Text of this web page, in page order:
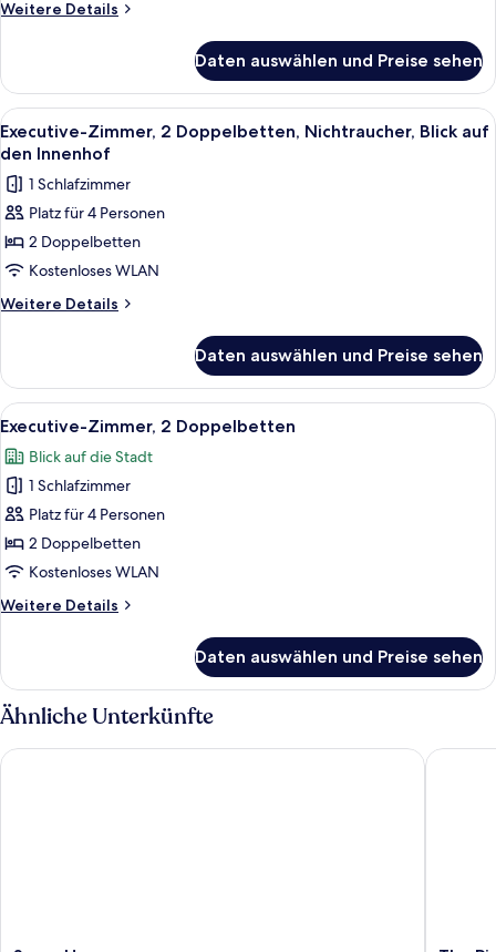
Weitere Details
Weitere
Zimmer,
2 Queen-
Betten,
Nichtraucher,
Daten auswählen und Preise sehen
Alle
Fotos
für
Executive-
Zimmer,
2 Doppelbetten,
Nichtraucher,
Blick
Innenhof
anzeigen
Ein Hotelzimmer mit zwei Betten,
8
Executive-Zimmer, 2 Doppelbetten, Nichtraucher, Blick auf
den Innenhof
1 Schlafzimmer
Platz für 4 Personen
2 Doppelbetten
Kostenloses WLAN
Weitere Details
Weitere
Zimmer,
2 Doppelbetten,
Nichtraucher,
auf
den
Innenhof
Daten auswählen und Preise sehen
Alle
Fotos
für
Executive-
Zimmer,
2 Doppelbetten
anzeigen
Ein Hotelzimmer mit zwei Betten,
5
Executive-Zimmer, 2 Doppelbetten
Blick auf die Stadt
1 Schlafzimmer
Platz für 4 Personen
2 Doppelbetten
Kostenloses WLAN
Weitere Details
Weitere
Zimmer,
2 Doppelbetten
Daten auswählen und Preise sehen
Ähnliche Unterkünfte
Soma House The